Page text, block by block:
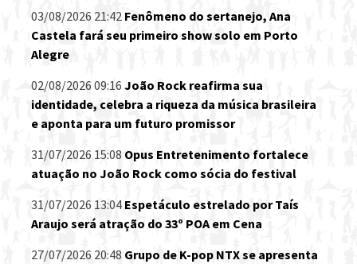
03/08/2026 21:42 Fenômeno do sertanejo, Ana
Castela fará seu primeiro show solo em Porto
Alegre
02/08/2026 09:16 João Rock reafirma sua
identidade, celebra a riqueza da música brasileira
e aponta para um futuro promissor
31/07/2026 15:08 Opus Entretenimento fortalece
atuação no João Rock como sócia do festival
31/07/2026 13:04 Espetáculo estrelado por Taís
Araujo será atração do 33º POA em Cena
27/07/2026 20:48 Grupo de K-pop NTX se apresenta